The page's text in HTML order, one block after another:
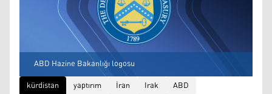
ABD Hazine Bakanlığı logosu
kürdistan
yaptırım İran Irak ABD